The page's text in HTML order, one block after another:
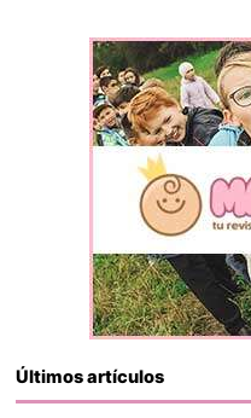
Últimos artículos